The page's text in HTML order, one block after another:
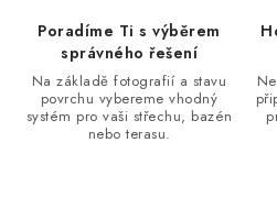
Poradíme Ti s výběrem
správného řešení
Na základě fotografií a stavu
povrchu vybereme vhodný
systém pro vaši střechu, bazén
nebo terasu.